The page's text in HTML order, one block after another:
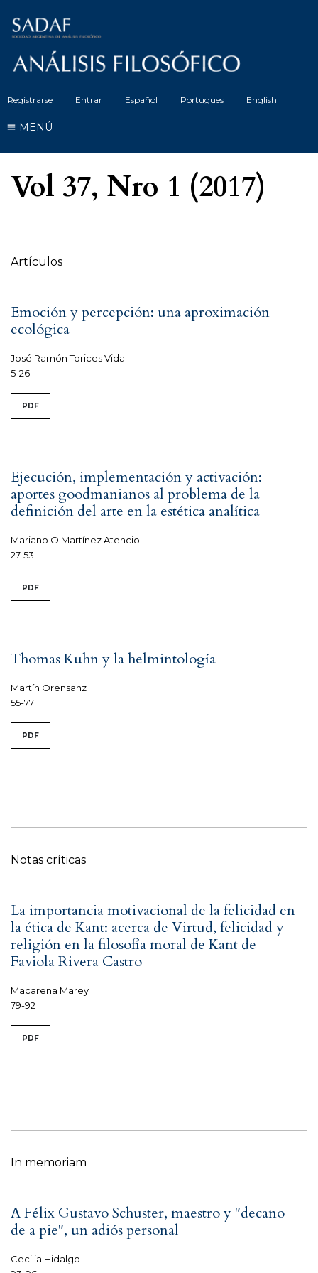
Registrarse Entrar Español Portugues English
MENÚ
Vol 37, Nro 1 (2017)
Artículos
Emoción y percepción: una aproximación
ecológica
José Ramón Torices Vidal
5-26
PDF
Ejecución, implementación y activación:
aportes goodmanianos al problema de la
definición del arte en la estética analítica
Mariano O Martínez Atencio
27-53
PDF
Thomas Kuhn y la helmintología
Martín Orensanz
55-77
PDF
Notas críticas
La importancia motivacional de la felicidad en
la ética de Kant: acerca de Virtud, felicidad y
religión en la filosofía moral de Kant de
Faviola Rivera Castro
Macarena Marey
79-92
PDF
In memoriam
A Félix Gustavo Schuster, maestro y "decano
de a pie", un adiós personal
Cecilia Hidalgo